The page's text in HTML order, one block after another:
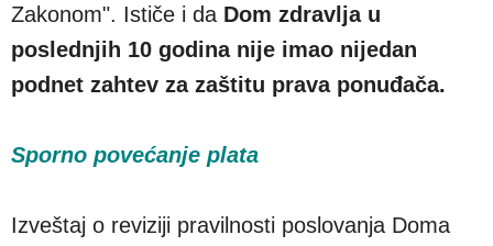
Zakonom". Ističe i da Dom zdravlja u
poslednjih 10 godina nije imao nijedan
podnet zahtev za zaštitu prava ponuđača.
Sporno povećanje plata
Izveštaj o reviziji pravilnosti poslovanja Doma